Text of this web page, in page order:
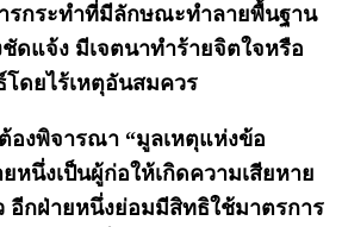
ารกระทำที่มีลักษณะทำลายพื้นฐาน
ดแจ้ง มีเจตนาทำร้ายจิตใจหรือ
ดยไร้เหตุอันสมควร
งพิจารณา “มูลเหตุแห่งข้อ
หนึ่งเป็นผู้ก่อให้เกิดความเสียหาย
อีกฝ่ายหนึ่งย่อมมีสิทธิใช้มาตรการ